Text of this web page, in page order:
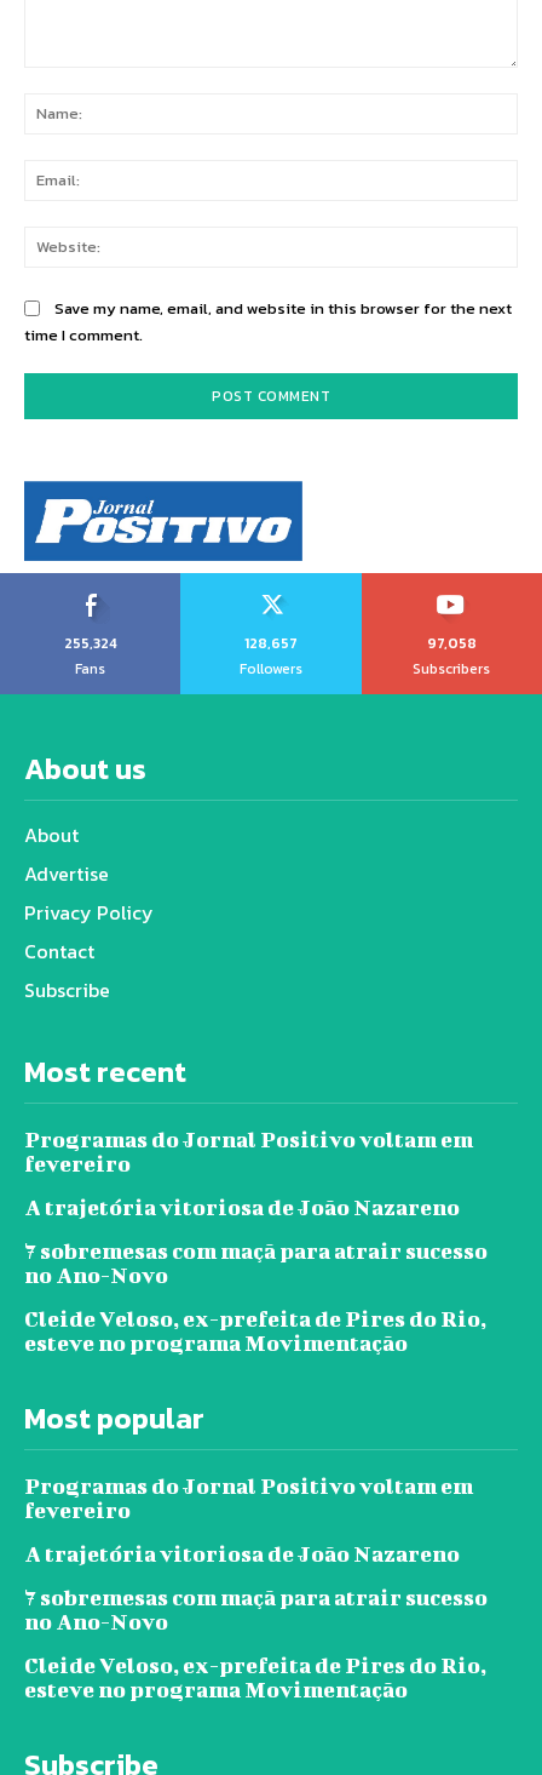
Save my name, email, and website in this browser for the next
time I comment.
255,324
Fans
128,657
Followers
97,058
Subscribers
About us
About
Advertise
Privacy Policy
Contact
Subscribe
Most recent
Programas do Jornal Positivo voltam em
fevereiro
A trajetória vitoriosa de João Nazareno
7 sobremesas com maçã para atrair sucesso
no Ano-Novo
Cleide Veloso, ex-prefeita de Pires do Rio,
esteve no programa Movimentação
Most popular
Programas do Jornal Positivo voltam em
fevereiro
A trajetória vitoriosa de João Nazareno
7 sobremesas com maçã para atrair sucesso
no Ano-Novo
Cleide Veloso, ex-prefeita de Pires do Rio,
esteve no programa Movimentação
Subscribe